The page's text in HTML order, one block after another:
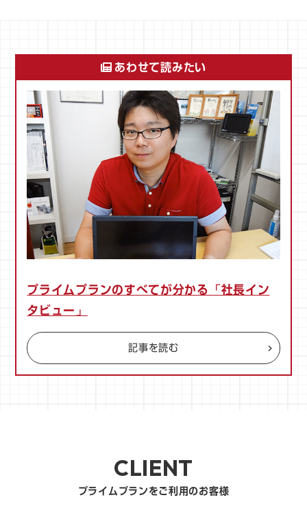
あわせて読みたい
プライムプランのすべてが分かる「社長イン
タビュー」
記事を読む
CLIENT
プライムプランをご利用のお客様